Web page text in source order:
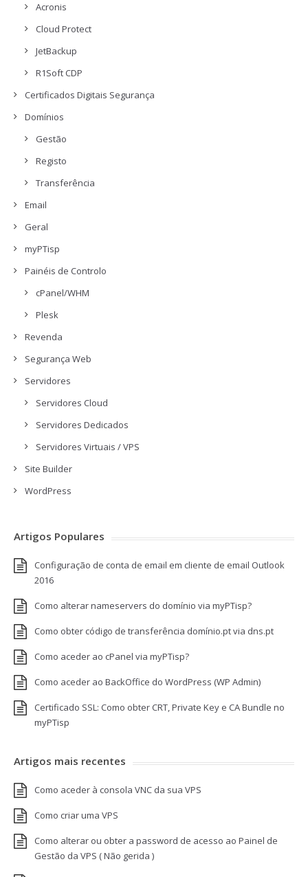
Acronis
Cloud Protect
JetBackup
R1Soft CDP
Certificados Digitais Segurança
Domínios
Gestão
Registo
Transferência
Email
Geral
myPTisp
Painéis de Controlo
cPanel/WHM
Plesk
Revenda
Segurança Web
Servidores
Servidores Cloud
Servidores Dedicados
Servidores Virtuais / VPS
Site Builder
WordPress
Artigos Populares
Configuração de conta de email em cliente de email Outlook
2016
Como alterar nameservers do domínio via myPTisp?
Como obter código de transferência domínio.pt via dns.pt
Como aceder ao cPanel via myPTisp?
Como aceder ao BackOffice do WordPress (WP Admin)
Certificado SSL: Como obter CRT, Private Key e CA Bundle no
myPTisp
Artigos mais recentes
Como aceder à consola VNC da sua VPS
Como criar uma VPS
Como alterar ou obter a password de acesso ao Painel de
Gestão da VPS ( Não gerida )